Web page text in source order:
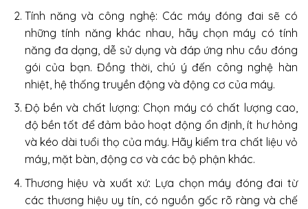
Tính năng và công nghệ: Các máy đóng đai sẽ có
những tính năng khác nhau, hãy chọn máy có tính
năng đa dạng, dễ sử dụng và đáp ứng nhu cầu đóng
gói của bạn. Đồng thời, chú ý đến công nghệ hàn
nhiệt, hệ thống truyền động và động cơ của máy.
Độ bền và chất lượng: Chọn máy có chất lượng cao,
độ bền tốt để đảm bảo hoạt động ổn định, ít hư hỏng
và kéo dài tuổi thọ của máy. Hãy kiểm tra chất liệu vỏ
máy, mặt bàn, động cơ và các bộ phận khác.
Thương hiệu và xuất xứ: Lựa chọn máy đóng đai từ
các thương hiệu uy tín, có nguồn gốc rõ ràng và chế